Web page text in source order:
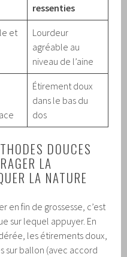
ressenties
et
Lourdeur
agréable au
niveau de l’aine
Étirement doux
dans le bas du
dos
DOUCES
LA
LA NATURE
en fin de grossesse, c’est
sur lequel appuyer. En
les étirements doux,
sur ballon (avec accord